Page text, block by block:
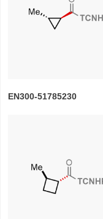
EN300-51785230